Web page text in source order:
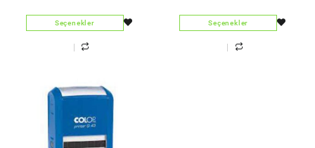
Seçenekler Seçenekler